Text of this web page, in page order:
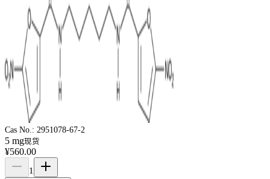
Cas No.: 2951078-67-2
5 mg现货
¥560.00
1